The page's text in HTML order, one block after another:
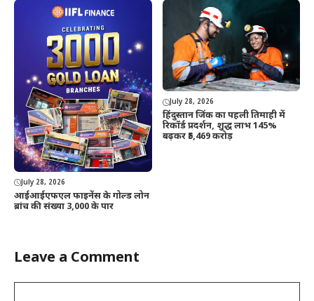
July 28, 2026
आईआईएफएल फाइनेंस के गोल्ड लोन
ब्रांच की संख्या 3,000 के पार
July 28, 2026
हिंदुस्तान जिंक का पहली तिमाही में
रिकॉर्ड प्रदर्शन, शुद्ध लाभ 145%
बढ़कर ₹5,469 करोड़
Leave a Comment